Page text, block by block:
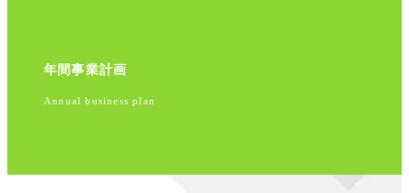
年間事業計画
Annual business plan